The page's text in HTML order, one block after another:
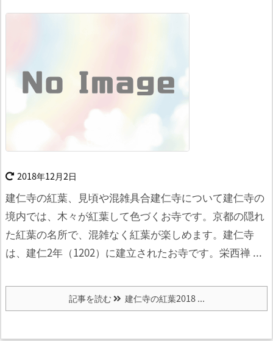
2018年12月2日
建仁寺の紅葉、見頃や混雑具合建仁寺について建仁寺の
境内では、木々が紅葉して色づくお寺です。 京都の隠れ
た紅葉の名所で、混雑なく紅葉が楽しめます。 建仁寺
は、建仁2年（1202）に建立されたお寺です。 栄西禅 ...
記事を読む 建仁寺の紅葉2018 ...